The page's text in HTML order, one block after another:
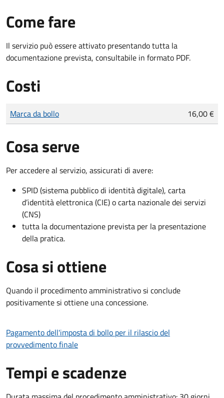
Come fare
Il servizio può essere attivato presentando tutta la
documentazione prevista, consultabile in formato PDF.
Costi
Tipo di pagamento
Importo
Marca da bollo 16,00 €
Cosa serve
Per accedere al servizio, assicurati di avere:
SPID (sistema pubblico di identità digitale), carta
d’identità elettronica (CIE) o carta nazionale dei servizi
(CNS)
tutta la documentazione prevista per la presentazione
della pratica.
Cosa si ottiene
Quando il procedimento amministrativo si conclude
positivamente si ottiene una concessione.
Pagamento dell'imposta di bollo per il rilascio del
provvedimento finale
Tempi e scadenze